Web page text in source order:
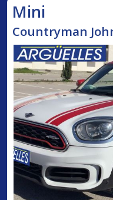
Mini
Countryman